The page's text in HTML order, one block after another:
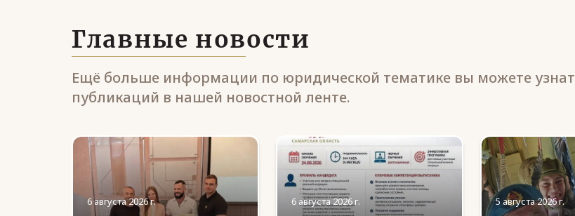
Главные новости
Ещё больше информации по юридической тематике вы можете
публикаций в нашей новостной ленте.
6 августа 2026 г. 6 августа 2026 г. 5 августа 2026 г.